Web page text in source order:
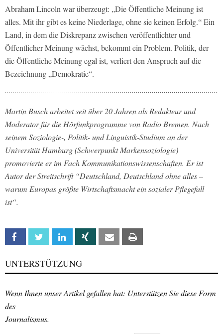
Abraham Lincoln war überzeugt: „Die Öffentliche Meinung ist
alles. Mit ihr gibt es keine Niederlage, ohne sie keinen Erfolg.“ Ein
Land, in dem die Diskrepanz zwischen veröffentlichter und
Öffentlicher Meinung wächst, bekommt ein Problem. Politik, der
die Öffentliche Meinung egal ist, verliert den Anspruch auf die
Bezeichnung „Demokratie“.
Martin Busch arbeitet seit über 20 Jahren als Redakteur und
Moderator für die Hörfunkprogramme von Radio Bremen. Nach
seinem Soziologie-, Politik- und Linguistik-Studium an der
Universität Hamburg (Schwerpunkt Markensoziologie)
promovierte er im Fach Kommunikationswissenschaften. Er ist
Autor der Streitschrift “Deutschland, Deutschland ohne alles –
warum Europas größte Wirtschaftsmacht ein sozialer Pflegefall
ist“.
Facebook Twitter Linkedin Xing Email
UNTERSTÜTZUNG
Wenn Ihnen unser Artikel gefallen hat: Unterstützen Sie diese Form
des
Journalismus.